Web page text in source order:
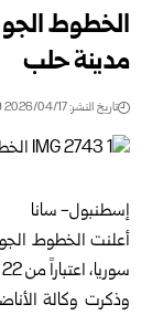
الخطوط
مدينة حلب
تاريخ النشر: 2026/04/17 5:59 مساءً
إسطنبول- سانا
أعلنت الخطوط
سوريا، اعتباراً من 22 نيسان الجاري.
وذكرت وكالة